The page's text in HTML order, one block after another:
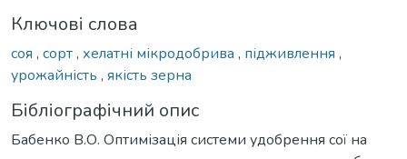
Ключові слова
соя , сорт, хелатні мікродобрива , підживлення ,
урожайність , якість зерна
Бібліографічний опис
Бабенко В.О. Оптимізація системи удобрення сої на